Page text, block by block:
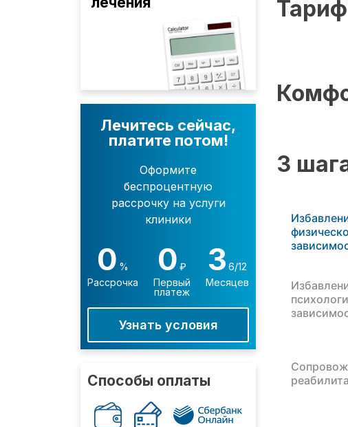
Лечитесь сейчас,
платите потом!
Оформите
беспроцентную
рассрочку на услуги
клиники
0 %
Рассрочка
0 ₽
Первый
платеж
3 6/12
Месяцев
Узнать условия
Способы оплаты
3